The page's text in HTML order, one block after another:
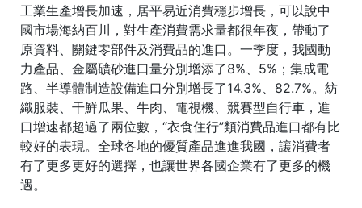
工業生產增長加速，居平易近消費穩步增長，可以說中
國市場海納百川，對生產消費需求量都很年夜，帶動了
原資料、關鍵零部件及消費品的進口。一季度，我國動
力產品、金屬礦砂進口量分別增添了8%、5%；集成電
路、半導體制造設備進口分別增長了14.3%、82.7%。紡
織服裝、干鮮瓜果、牛肉、電視機、競賽型自行車，進
口增速都超過了兩位數，“衣食住行”類消費品進口都有比
較好的表現。全球各地的優質產品進進我國，讓消費者
有了更多更好的選擇，也讓世界各國企業有了更多的機
遇。